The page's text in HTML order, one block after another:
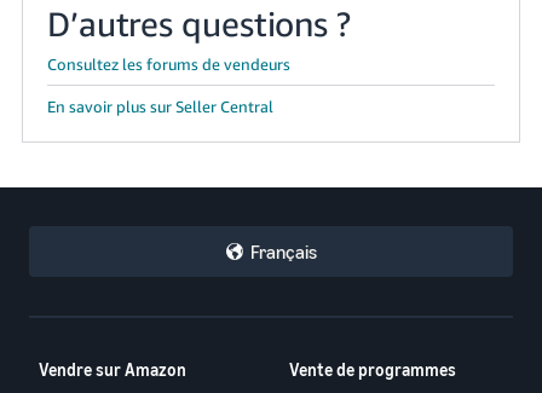
D’autres questions ?
Consultez les forums de vendeurs
En savoir plus sur Seller Central
Français
Vendre sur Amazon
Vente de programmes